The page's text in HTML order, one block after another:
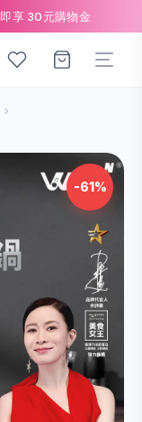
享 30元購物金
-61%